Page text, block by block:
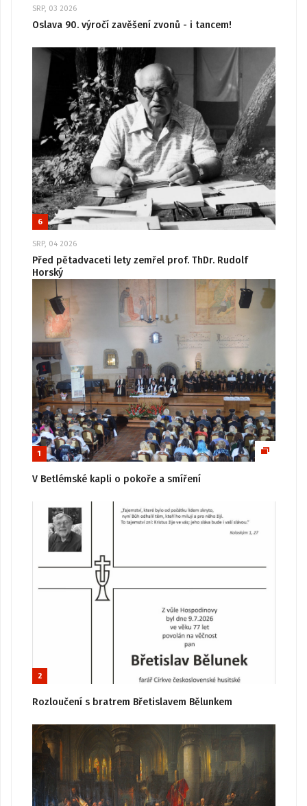
SRP, 03 2026
Oslava 90. výročí zavěšení zvonů - i tancem!
6
SRP, 04 2026
Před pětadvaceti lety zemřel prof. ThDr. Rudolf
Horský
1
V Betlémské kapli o pokoře a smíření
2
Rozloučení s bratrem Břetislavem Bělunkem